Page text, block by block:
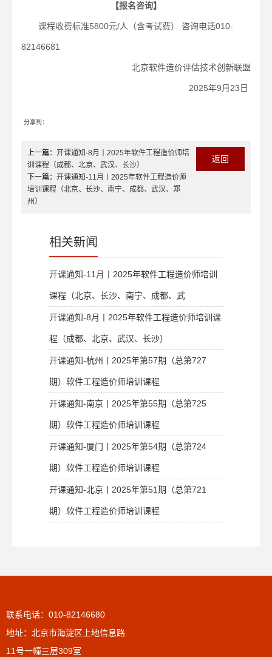
【报名咨询】
课程收费标准5800元/人（含考试费） 咨询电话010-
82146681
北京软件造价评估技术创新联盟
2025年9月23日
分享到：
上一篇： 开课通知-8月丨2025年软件工程造价师培
训课程（成都、北京、武汉、长沙）
下一篇： 开课通知-11月丨2025年软件工程造价师
培训课程（北京、长沙、南宁、成都、武汉、郑
州）
返回
相关新闻
开课通知-11月丨2025年软件工程造价师培训
课程（北京、长沙、南宁、成都、武
开课通知-8月丨2025年软件工程造价师培训课
程（成都、北京、武汉、长沙）
开课通知-杭州丨2025年第57期（总第727
期）软件工程造价师培训课程
开课通知-南京丨2025年第55期（总第725
期）软件工程造价师培训课程
开课通知-厦门丨2025年第54期（总第724
期）软件工程造价师培训课程
开课通知-北京丨2025年第51期（总第721
期）软件工程造价师培训课程
联系电话：010-82146680
地址：北京市海淀区上地信息路
11号一幢三层309室